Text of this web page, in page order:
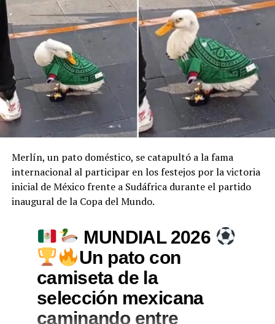
Me gusta esto:
Merlín, un pato doméstico, se catapultó a la fama
internacional al participar en los festejos por la victoria
inicial de México frente a Sudáfrica durante el partido
inaugural de la Copa del Mundo.
MUNDIAL 2026
Un pato con
camiseta de la
selección mexicana
caminando entre